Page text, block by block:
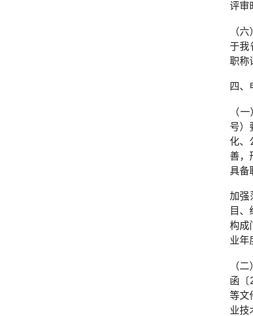
评审
（
于我
职称
四、
（
号）
化、
善，
具备
加强
目
构成
业年
（
函〔
等文
业技